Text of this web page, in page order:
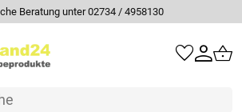
Beratung unter 02734 / 4958130